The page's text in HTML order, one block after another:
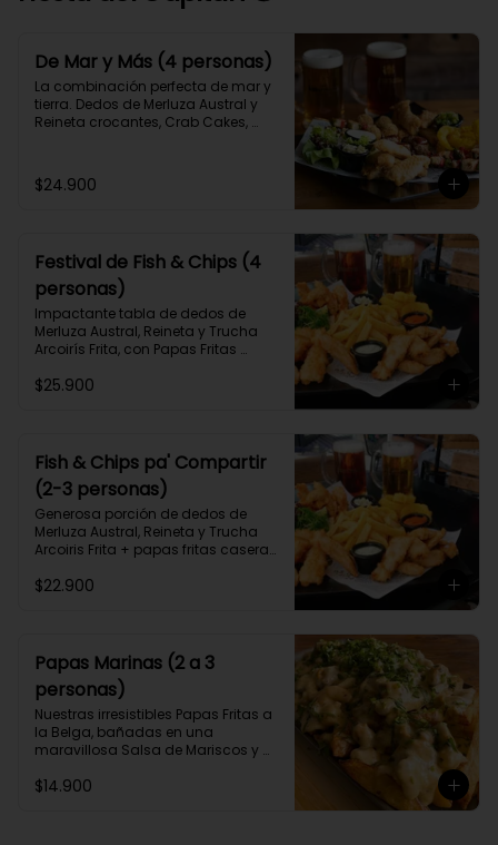
De Mar y Más (4 personas)
La combinación perfecta de mar y
tierra. Dedos de Merluza Austral y
Reineta crocantes, Crab Cakes,
y mix de verduras crocantes con 3
salsas caseras a elección.
$24.900
Festival de Fish & Chips (4
personas)
Impactante tabla de dedos de
Merluza Austral, Reineta y Trucha
Arcoirís Frita, con Papas Fritas
salsas caseras a elección, para 3 o
$25.900
Fish & Chips pa' Compartir
(2-3 personas)
Generosa porción de dedos de
Merluza Austral, Reineta y Trucha
Arcoiris Frita + papas fritas caseras
caseras a elección (2 a 3
$22.900
Papas Marinas (2 a 3
personas)
Nuestras irresistibles Papas Fritas a
la Belga, bañadas en una
maravillosa Salsa de Mariscos y
Congrio y Vino Blanco.
$14.900